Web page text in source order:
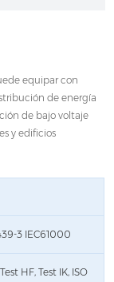
equipar con
de energía
de bajo voltaje
y edificios
3 IEC61000
HF, Test IK, ISO